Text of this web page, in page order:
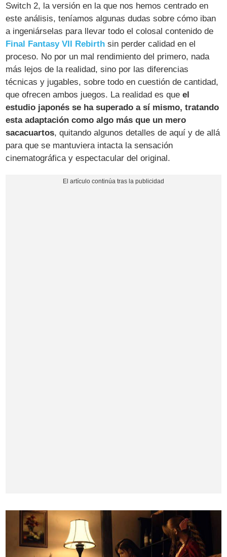
Switch 2, la versión en la que nos hemos centrado en
este análisis, teníamos algunas dudas sobre cómo iban
a ingeniárselas para llevar todo el colosal contenido de
Final Fantasy VII Rebirth sin perder calidad en el
proceso. No por un mal rendimiento del primero, nada
más lejos de la realidad, sino por las diferencias
técnicas y jugables, sobre todo en cuestión de cantidad,
que ofrecen ambos juegos. La realidad es queel
estudio japonés se ha superado a sí mismo, tratando
esta adaptación como algo más que un mero
sacacuartos, quitando algunos detalles de aquí y de allá
para que se mantuviera intacta la sensación
cinematográfica y espectacular del original.